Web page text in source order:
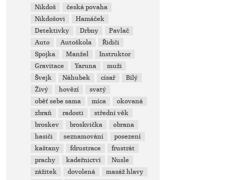
Nikdoš
česká povaha
Nikdošovi
Hamáček
Detektivky
Drbny
Pavlač
Auto
Autoškola
Řidiči
Spojka
Manžel
Instruktor
Gravitace
Yaruna
muži
Švejk
Náhubek císař
Bílý
Živý
hovězí
svatý
oběť sebe sama
míca
okovaná
zbraň
radosti
střední věk
broskev
broskvička
obrana
hasiči
seznamování
posezení
kaštany
fdrustrace
frustrát
prachy
kadeřnictví
Nusle
zážitek
dovolená
masáž hlavy